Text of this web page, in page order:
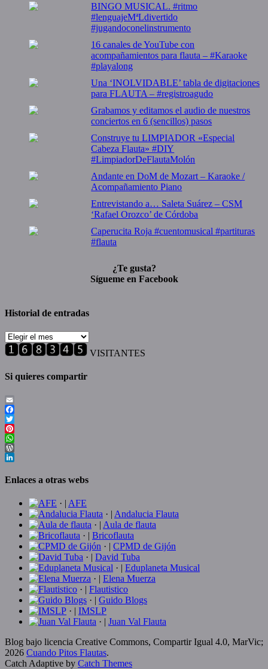
BINGO MUSICAL. #ritmo
#lenguajeMªLdivertido
#jugandoconelinstrumento
16 canales de YouTube con
acompañamientos para flauta – #Karaoke
#playalong
Una ‘INOLVIDABLE’ tabla de digitaciones
para FLAUTA – #registroagudo
Grabamos y editamos el audio de nuestros
conciertos en 6 (sencillos) pasos
Construye tu LIMPIADOR «Especial
Cabeza Flauta» #DIY
#LimpiadorDeFlautaMolón
Andante en DoM de Mozart – Karaoke /
Acompañamiento Piano
Entrevistando a… Saleta Suárez – CSM
‘Rafael Orozco’ de Córdoba
Caperucita Roja #cuentomusical #partituras
#flauta
¿Te gusta?
Sígueme en Facebook
Historial de entradas
Historial
de
entradas
VISITANTES
Si quieres compartir
Email
Facebook
Twitter
Pinterest
WhatsApp
WordPress
Enlaces a otras webs
· | AFE
· | Andalucia Flauta
· | Aula de flauta
· | Bricoflauta
· | CPMD de Gijón
· | David Tuba
· | Eduplaneta Musical
· | Elena Muerza
· | Flautistico
· | Guido Blogs
· | IMSLP
· | Juan Val Flauta
Blog bajo licencia Creative Commons, Compartir Igual 4.0, MarVic;
2026 Cuando Pitos Flautas.
Catch Adaptive by Catch Themes